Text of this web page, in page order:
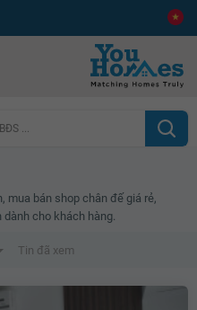
...
mua bán shop chân đế giá rẻ,
cho khách hàng.
Tin đã xem